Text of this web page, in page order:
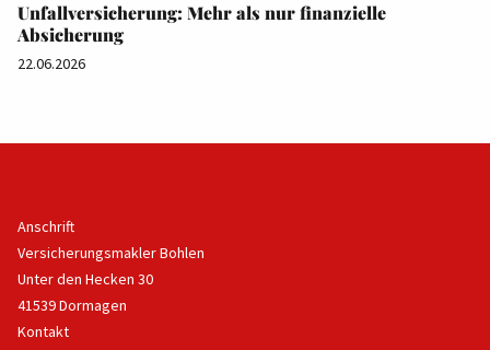
Unfallversicherung: Mehr als nur finanzielle
Absicherung
22.06.2026
Anschrift
Versicherungsmakler Bohlen
Unter den Hecken 30
41539 Dormagen
Kontakt